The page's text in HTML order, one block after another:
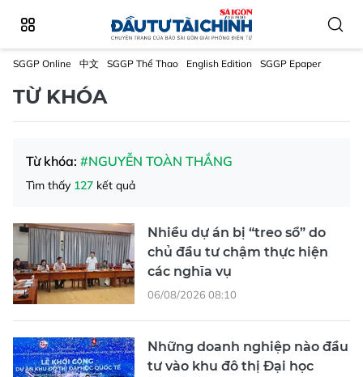
SGGP Online 中文 SGGP Thể Thao English Edition SGGP Epaper
TỪ KHÓA
Từ khóa: #NGUYỄN TOÀN THẮNG
Tìm thấy 127 kết quả
Nhiều dự án bị “treo sổ” do
chủ đầu tư chậm thực hiện
các nghĩa vụ
06/08/2026 08:10
Những doanh nghiệp nào đầu
tư vào khu đô thị Đại học